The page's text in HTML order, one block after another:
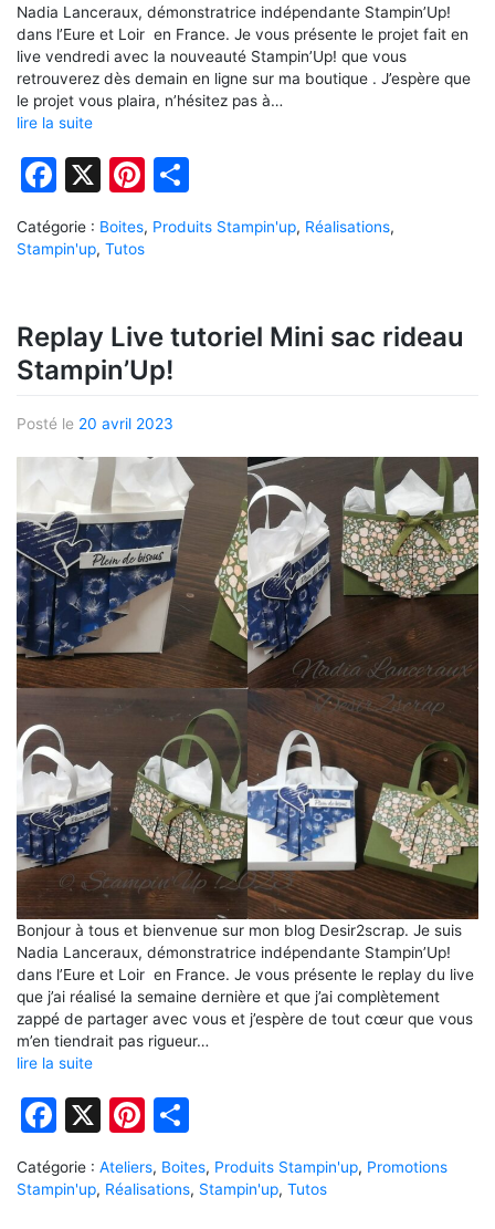
Nadia Lanceraux, démonstratrice indépendante Stampin’Up!
dans l’Eure et Loir en France. Je vous présente le projet fait en
live vendredi avec la nouveauté Stampin’Up! que vous
retrouverez dès demain en ligne sur ma boutique . J’espère que
le projet vous plaira, n’hésitez pas à…
lire la suite
Facebook
X Pinterest
Catégorie : Boites, Produits Stampin'up, Réalisations,
Stampin'up, Tutos
Replay Live tutoriel Mini sac rideau
Stampin’Up!
Posté le 20 avril 2023
Bonjour à tous et bienvenue sur mon blog Desir2scrap. Je suis
Nadia Lanceraux, démonstratrice indépendante Stampin’Up!
dans l’Eure et Loir en France. Je vous présente le replay du live
que j’ai réalisé la semaine dernière et que j’ai complètement
zappé de partager avec vous et j’espère de tout cœur que vous
m’en tiendrait pas rigueur…
lire la suite
Facebook
X Pinterest
Catégorie : Ateliers, Boites, Produits Stampin'up, Promotions
Stampin'up, Réalisations, Stampin'up, Tutos